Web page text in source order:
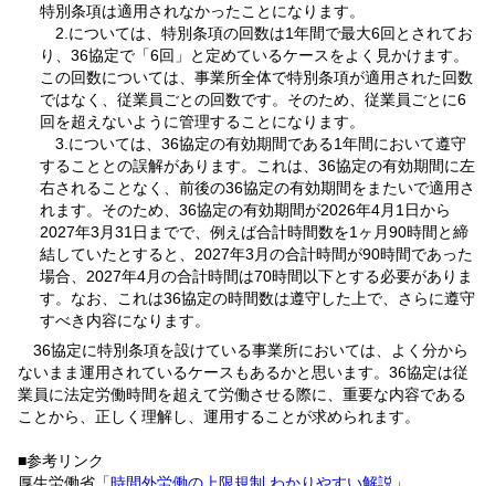
特別条項は適用されなかったことになります。
2.については、特別条項の回数は1年間で最大6回とされてお
り、36協定で「6回」と定めているケースをよく見かけます。
この回数については、事業所全体で特別条項が適用された回数
ではなく、従業員ごとの回数です。そのため、従業員ごとに6
回を超えないように管理することになります。
3.については、36協定の有効期間である1年間において遵守
することとの誤解があります。これは、36協定の有効期間に左
右されることなく、前後の36協定の有効期間をまたいで適用さ
れます。そのため、36協定の有効期間が2026年4月1日から
2027年3月31日までで、例えば合計時間数を1ヶ月90時間と締
結していたとすると、2027年3月の合計時間が90時間であった
場合、2027年4月の合計時間は70時間以下とする必要がありま
す。なお、これは36協定の時間数は遵守した上で、さらに遵守
すべき内容になります。
36協定に特別条項を設けている事業所においては、よく分から
ないまま運用されているケースもあるかと思います。36協定は従
業員に法定労働時間を超えて労働させる際に、重要な内容である
ことから、正しく理解し、運用することが求められます。
■参考リンク